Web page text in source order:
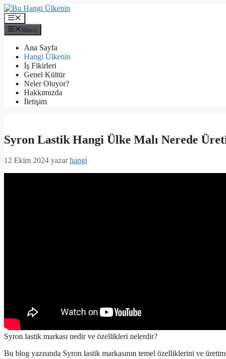
İçeriğe
atla
Menü
Menü
Ana Sayfa
Hangi Ülkenin
İş Fikirleri
Genel Kültür
Neler Oluyor?
Hakkımızda
İletişim
Syron Lastik Hangi Ülke Malı Nerede
12 Ekim 2024 yazarhangi
Syron lastik markası nedir ve özellikleri nelerdir?
Bu blog yazısında Syron lastik markasının temel özelliklerini ve